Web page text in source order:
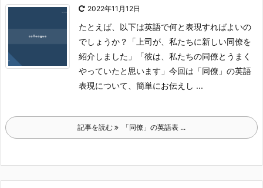
2022年11月12日
たとえば、以下は英語で何と表現すればよいの
でしょうか？
「上司が、私たちに新しい同僚を
紹介しました」
「彼は、私たちの同僚とうまく
やっていたと思います」 今回は「同僚」の英語
表現について、簡単にお伝えし ...
記事を読む 「同僚」の英語表 ...